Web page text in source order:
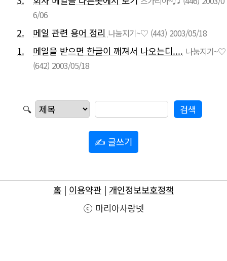
6/06
2. 메일 관련 용어 정리 나눔지기~♡ (443) 2003/05/18
1. 메일을 받으면 한글이 깨져서 나오는디.... 나눔지기~♡
(642) 2003/05/18
🔍
✍ 글쓰기
홈 | 이용약관 | 개인정보보호정책
ⓒ 마리아사랑넷